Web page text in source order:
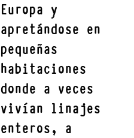
Europa y
apretándose en
pequeñas
habitaciones
donde a veces
vivían linajes
enteros, a